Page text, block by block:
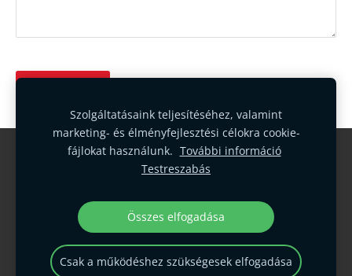
Cookie-fájlok
Szolgáltatásaink teljesítéséhez, valamint
marketing- és élményfejlesztési célokra cookie-
fájlokat használunk. További információ
Testreszabás
Összes elfogadása
Csak a működéshez szükségesek elfogadása